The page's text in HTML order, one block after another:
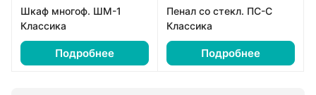
Шкаф многоф. ШМ-1
Классика
Подробнее
Пенал со стекл. ПС-С
Классика
Подробнее